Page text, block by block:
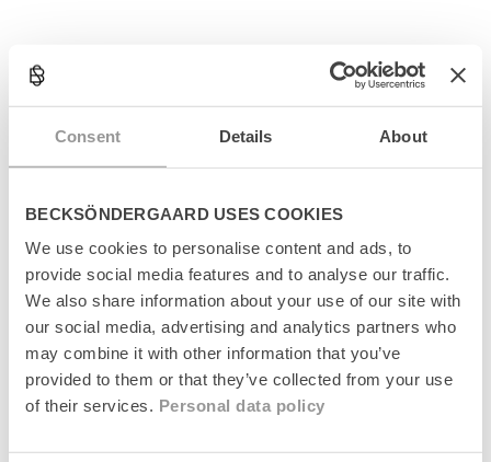
Consent Details About
BECKSÖNDERGAARD USES COOKIES
We use cookies to personalise content and ads, to
provide social media features and to analyse our traffic.
We also share information about your use of our site with
our social media, advertising and analytics partners who
may combine it with other information that you’ve
provided to them or that they’ve collected from your use
of their services. Personal data policy
o
a
t
Returnering
Fabrikant